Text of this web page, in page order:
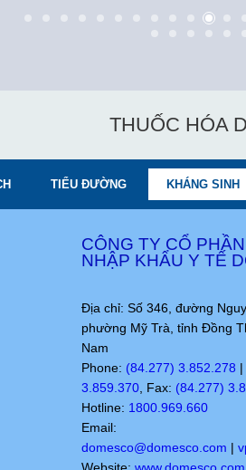
THUỐC HÓA
TIỂU ĐƯỜNG KHÁNG SINH
CÔNG TY CỔ
NHẬP KHẨU Y TẾ
Địa chỉ: Số 346, đường
phường Mỹ Trà, tỉnh Đồng
Nam
Phone: (84.277) 3.852.278 |
3.859.370, Fax: (84.277)
Hotline: 1800.969.660
Email:
domesco@domesco.com |